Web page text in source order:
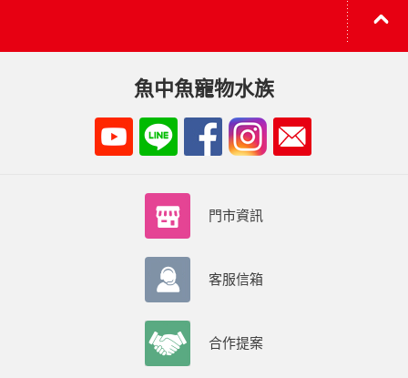
魚中魚寵物水族
門市資訊
客服信箱
合作提案